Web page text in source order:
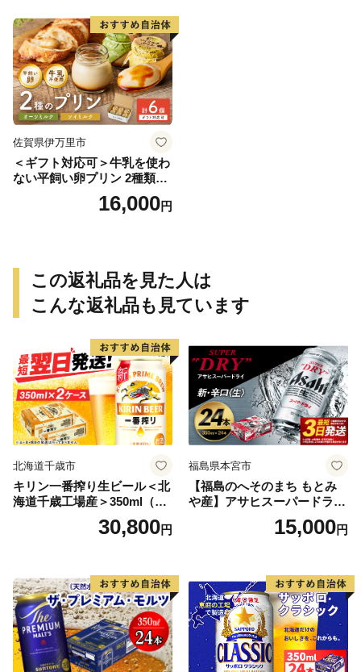
佐賀県伊万里市
＜ギフト対応可＞牛乳を使わ
ない平飼い卵プリン 2種類セ
ット計6個 129-F28916,000円
この返礼品を見た人は
こんな返礼品も見ています
北海道千歳市
キリン一番搾り生ビール＜北
海道千歳工場産＞350ml（24
30,800円
福島県本宮市
【福島のへそのまち もとみ
や産】アサヒスーパードライ
350ml×24本 合計8.4L 1ケー
ス アルコール度数5% 缶ビー
口 送料無料 カメイ 本宮市
【07214-0206】
15,000円